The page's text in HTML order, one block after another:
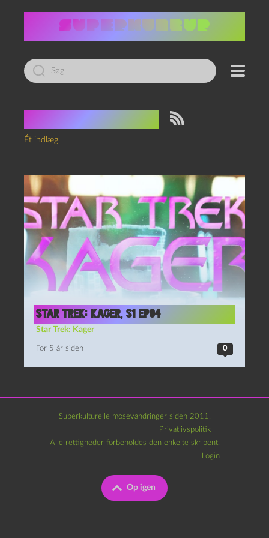
Led
efter:
gazpacho
Ét indlæg
Star Trek: Kager, S1 Ep04
Star Trek: Kager
For 5 år siden 0
Superkulturelle mosevandringer siden 2011.
Privatlivspolitik
Op igen
Alle rettigheder forbeholdes den enkelte skribent.
Login